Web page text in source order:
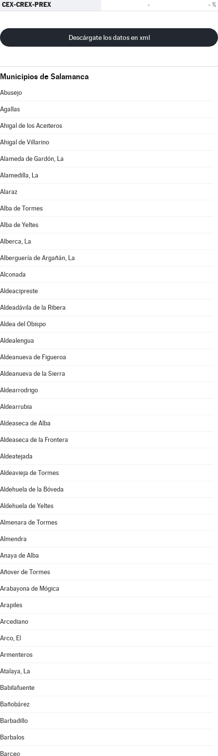
CEX-CREX-PREX - - %
Descárgate los datos en xml
Municipios de Salamanca
Abusejo
Agallas
Ahigal de los Aceiteros
Ahigal de Villarino
Alameda de Gardón, La
Alamedilla, La
Alaraz
Alba de Tormes
Alba de Yeltes
Alberca, La
Alberguería de Argañán, La
Alconada
Aldeacipreste
Aldeadávila de la Ribera
Aldea del Obispo
Aldealengua
Aldeanueva de Figueroa
Aldeanueva de la Sierra
Aldearrodrigo
Aldearrubia
Aldeaseca de Alba
Aldeaseca de la Frontera
Aldeatejada
Aldeavieja de Tormes
Aldehuela de la Bóveda
Aldehuela de Yeltes
Almenara de Tormes
Almendra
Anaya de Alba
Añover de Tormes
Arabayona de Mógica
Arapiles
Arcediano
Arco, El
Armenteros
Atalaya, La
Babilafuente
Bañobárez
Barbadillo
Barbalos
Barceo